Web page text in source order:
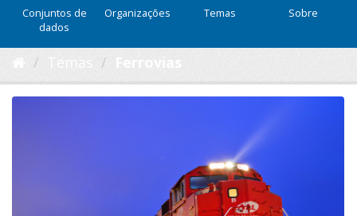
Conjuntos de
dados
Organizações Temas Sobre